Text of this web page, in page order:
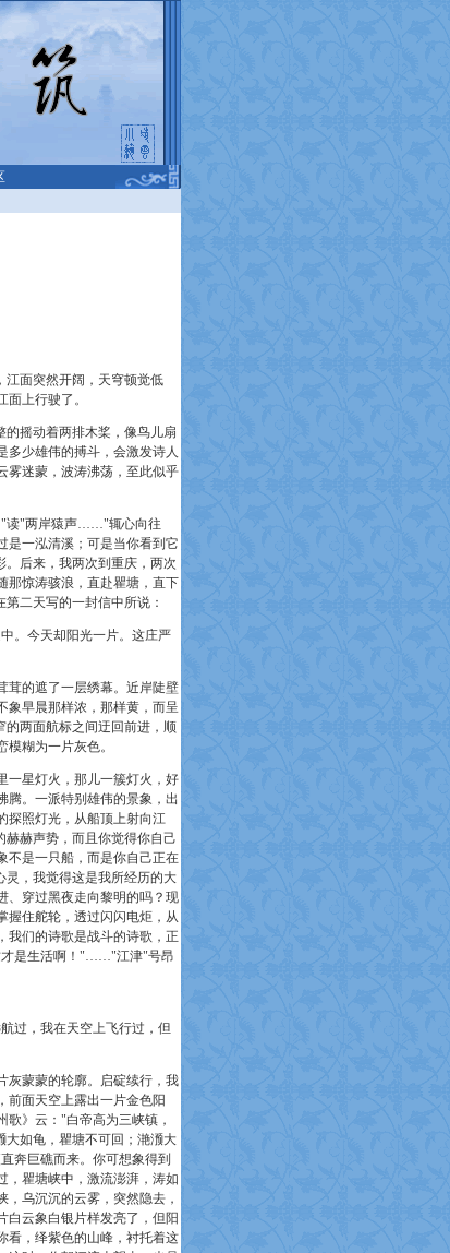
江面突然开阔，天穹顿觉低
上行驶了。
的摇动着两排木桨，像鸟儿扇
多少雄伟的搏斗，会激发诗人
迷蒙，波涛沸荡，至此似乎
"两岸猿声……"辄心向往
是一泓清溪；可是当你看到它
后来，我两次到重庆，两次
那惊涛骇浪，直赴瞿塘，直下
二天写的一封信中所说：
。今天却阳光一片。这庄严
的遮了一层绣幕。近岸陡壁
象早晨那样浓，那样黄，而呈
的两面航标之间迂回前进，顺
糊为一片灰色。
星灯火，那儿一簇灯火，好
腾。一派特别雄伟的景象，出
探照灯光，从船顶上射向江
赫赫声势，而且你觉得你自己
不是一只船，而是你自己正在
，我觉得这是我所经历的大
、穿过黑夜走向黎明的吗？现
握住舵轮，透过闪闪电炬，从
我们的诗歌是战斗的诗歌，正
才是生活啊！"……"江津"号昂
过，我在天空上飞行过，但
蒙蒙的轮廓。启碇续行，我
前面天空上露出一片金色阳
歌》云："白帝高为三峡镇，
如龟，瞿塘不可回；滟滪大
奔巨礁而来。你可想象得到
，瞿塘峡中，激流澎湃，涛如
乌沉沉的云雾，突然隐去，
白云象白银片样发亮了，但阳
看，绎紫色的山峰，衬托着这